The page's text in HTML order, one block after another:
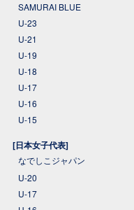
SAMURAI BLUE
U-23
U-21
U-19
U-18
U-17
U-16
U-15
[日本女子代表]
なでしこジャパン
U-20
U-17